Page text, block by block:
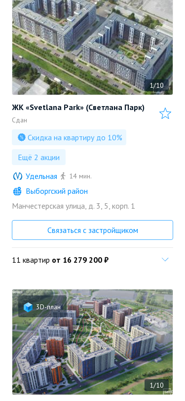
Застройщик
1/10
ЖК «Svetlana Park» (Светлана Парк)
Сдан
Скидка на квартиру до 10%
Ещё 2 акции
Удельная
14 мин.
Выборгский район
Манчестерская улица, д. 3, 5, корп. 1
Связаться с застройщиком
11 квартир от 16 279 200 ₽
3D-план
1/10